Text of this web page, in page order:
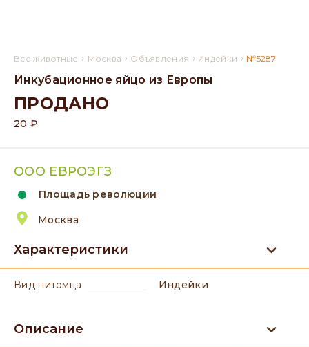
Все животные › Москва › Объявления › Индейки › №5287
Инкубационное яйцо из Европы
ПРОДАНО
20 ₽
ООО ЕВРОЭГЗ
Площадь революции
Москва
Характеристики
вид питомца Индейки
Описание